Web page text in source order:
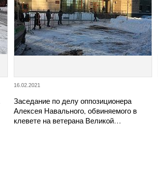
16.02.2021
Заседание по делу оппозиционера
Алексея Навального, обвиняемого в
клевете на ветерана Великой…